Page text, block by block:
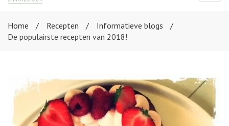
Home
Recepten
Informatieve blogs
De populairste recepten van 2018!